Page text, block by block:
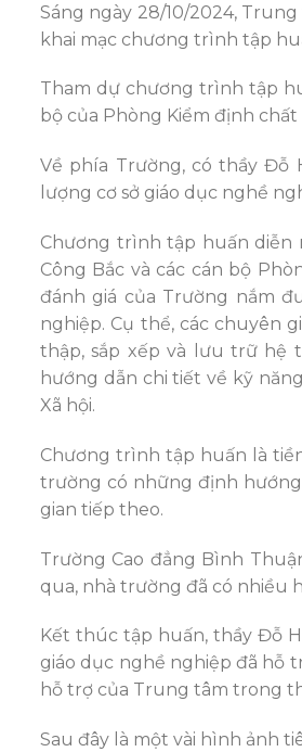
Sáng ngày 28/10/2024,
khai mạc chương trình tập
Tham dự chương trình tập
bộ của Phòng Kiểm định
Về phía Trường, có thầy Đỗ
lượng cơ sở giáo dục nghề
Chương trình tập huấn diễn
Công Bắc và các cán bộ
đánh giá của Trường nắm
nghiệp. Cụ thể, các chuyên
thập, sắp xếp và lưu trữ hệ
hướng dẫn chi tiết về kỹ
Xã hội.
Chương trình tập huấn là
trường có những định
gian tiếp theo.
Trường Cao đẳng Bình
qua, nhà trường đã có nhiều
Kết thúc tập huấn, thầy Đỗ
giáo dục nghề nghiệp đã hỗ
hỗ trợ của Trung tâm trong
Sau đây là một vài hình ảnh